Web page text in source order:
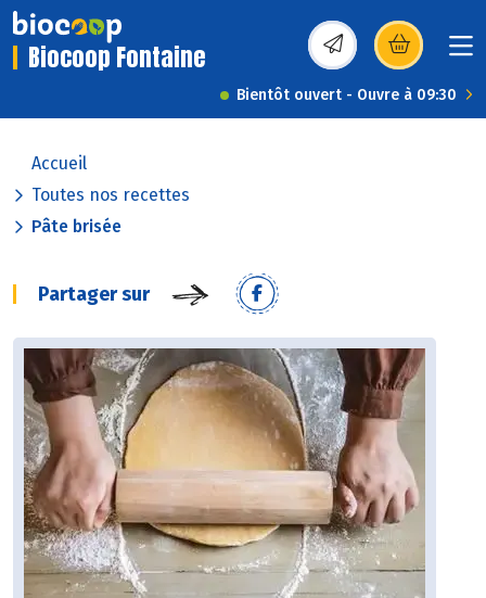
Biocoop Fontaine (s’ouvre dans une
Bientôt ouvert - Ouvre à 09:30
Accueil
Toutes nos recettes
Pâte brisée
Partager sur